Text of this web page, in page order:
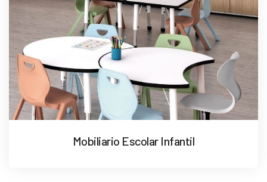
Mobiliario Escolar Infantil